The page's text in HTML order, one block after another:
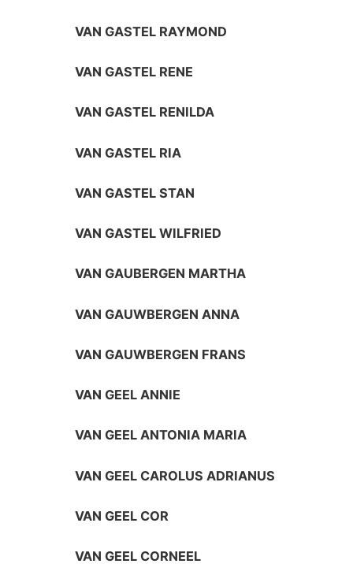
VAN GASTEL RAYMOND
VAN GASTEL RENE
VAN GASTEL RENILDA
VAN GASTEL RIA
VAN GASTEL STAN
VAN GASTEL WILFRIED
VAN GAUBERGEN MARTHA
VAN GAUWBERGEN ANNA
VAN GAUWBERGEN FRANS
VAN GEEL ANNIE
VAN GEEL ANTONIA MARIA
VAN GEEL CAROLUS ADRIANUS
VAN GEEL COR
VAN GEEL CORNEEL